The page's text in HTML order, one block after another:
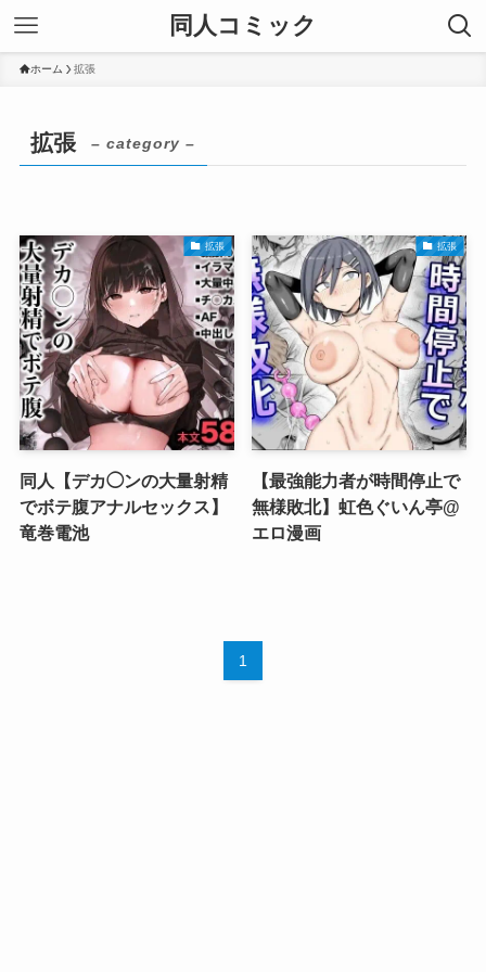
同人コミック
ホーム 拡張
拡張 – category –
拡張
同人【デカ◯ンの大量射精
でボテ腹アナルセックス】
竜巻電池
拡張
【最強能力者が時間停止で
無様敗北】虹色ぐいん亭@
エロ漫画
1